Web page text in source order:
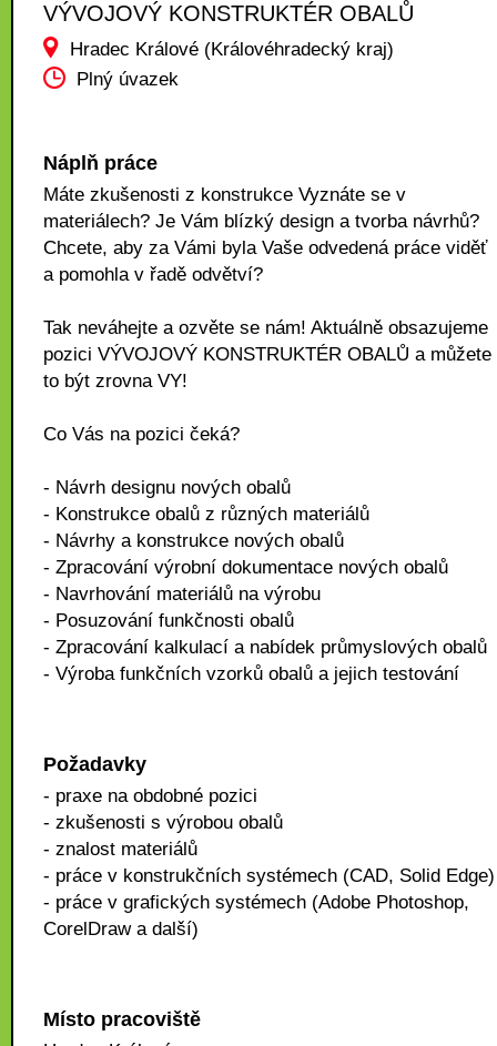
VÝVOJOVÝ KONSTRUKTÉR OBALŮ
Hradec Králové (Královéhradecký kraj)
Plný úvazek
Náplň práce
Máte zkušenosti z konstrukce Vyznáte se v
materiálech? Je Vám blízký design a tvorba návrhů?
Chcete, aby za Vámi byla Vaše odvedená práce viděť
a pomohla v řadě odvětví?
Tak neváhejte a ozvěte se nám! Aktuálně obsazujeme
pozici VÝVOJOVÝ KONSTRUKTÉR OBALŮ a můžete
to být zrovna VY!
Co Vás na pozici čeká?
- Návrh designu nových obalů
- Konstrukce obalů z různých materiálů
- Návrhy a konstrukce nových obalů
- Zpracování výrobní dokumentace nových obalů
- Navrhování materiálů na výrobu
- Posuzování funkčnosti obalů
- Zpracování kalkulací a nabídek průmyslových obalů
- Výroba funkčních vzorků obalů a jejich testování
Požadavky
- praxe na obdobné pozici
- zkušenosti s výrobou obalů
- znalost materiálů
- práce v konstrukčních systémech (CAD, Solid Edge)
- práce v grafických systémech (Adobe Photoshop,
CorelDraw a další)
Místo pracoviště